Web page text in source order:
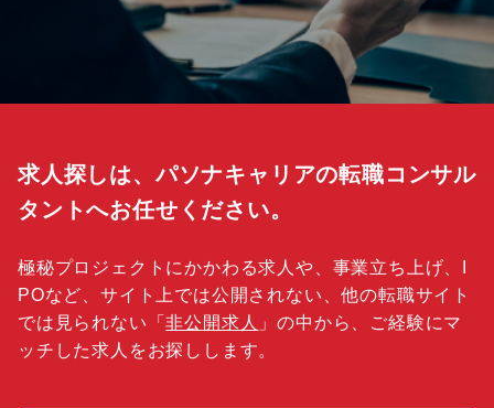
求人探しは、パソナキャリアの転職コンサル
タントへお任せください。
極秘プロジェクトにかかわる求人や、事業立ち上げ、I
POなど、サイト上では公開されない、他の転職サイト
では見られない「非公開求人 」の中から、ご経験にマ
ッチした求人をお探しします。